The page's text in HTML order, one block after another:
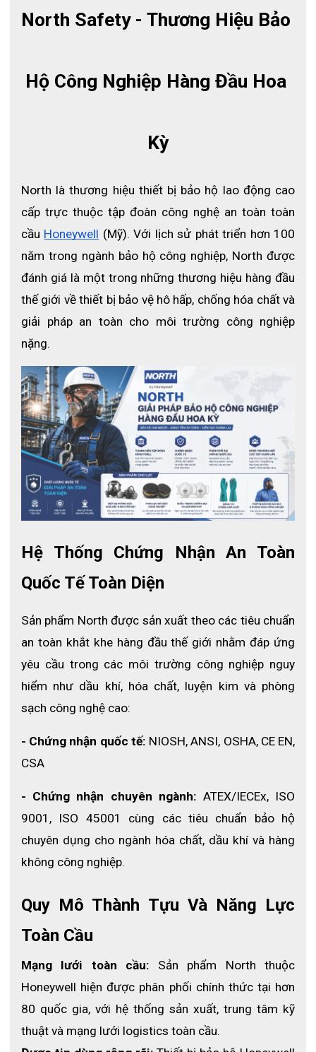
North Safety - Thương Hiệu Bảo
Hộ Công Nghiệp Hàng Đầu Hoa
Kỳ
North là thương hiệu thiết bị bảo hộ lao động cao
cấp trực thuộc tập đoàn công nghệ an toàn toàn
cầu Honeywell (Mỹ). Với lịch sử phát triển hơn 100
năm trong ngành bảo hộ công nghiệp, North được
đánh giá là một trong những thương hiệu hàng đầu
thế giới về thiết bị bảo vệ hô hấp, chống hóa chất và
giải pháp an toàn cho môi trường công nghiệp
nặng.
Hệ Thống Chứng Nhận An Toàn
Quốc Tế Toàn Diện
Sản phẩm North được sản xuất theo các tiêu chuẩn
an toàn khắt khe hàng đầu thế giới nhằm đáp ứng
yêu cầu trong các môi trường công nghiệp nguy
hiểm như dầu khí, hóa chất, luyện kim và phòng
sạch công nghệ cao:
- Chứng nhận quốc tế: NIOSH, ANSI, OSHA, CE EN,
CSA
- Chứng nhận chuyên ngành: ATEX/IECEx, ISO
9001, ISO 45001 cùng các tiêu chuẩn bảo hộ
chuyên dụng cho ngành hóa chất, dầu khí và hàng
không công nghiệp.
Quy Mô Thành Tựu Và Năng Lực
Toàn Cầu
Mạng lưới toàn cầu: Sản phẩm North thuộc
Honeywell hiện được phân phối chính thức tại hơn
80 quốc gia, với hệ thống sản xuất, trung tâm kỹ
thuật và mạng lưới logistics toàn cầu.